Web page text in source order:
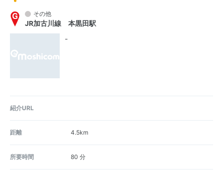
その他
JR加古川線 本黒田駅
-
紹介URL
距離 4.5km
所要時間 80 分